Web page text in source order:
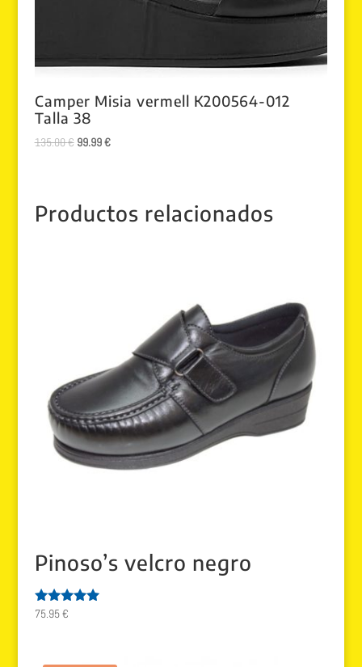
Camper Misia vermell K200564-012
Talla 38
135.00€ El
135.00 €.
99.99€El
99.99 €.
Productos relacionados
Pinoso’s velcro negro
Valorado
75.95€